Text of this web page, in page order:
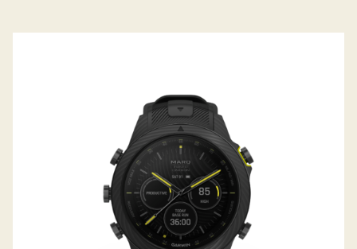
MARQ ATHLETE (GEN2) – CARBON
EDITION